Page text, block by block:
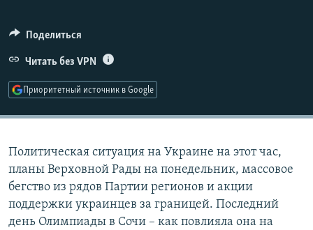
ПОДПИШИТЕСЬ НА РАССЫЛКУ
Все сайты РСЕ/РС
Поделиться
Читать без VPN
Приоритетный источник в Google
Политическая ситуация на Украине на этот час,
планы Верховной Рады на понедельник, массовое
бегство из рядов Партии регионов и акции
поддержки украинцев за границей. Последний
день Олимпиады в Сочи – как повлияла она на